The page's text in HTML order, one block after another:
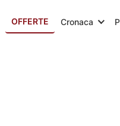
OFFERTE Cronaca